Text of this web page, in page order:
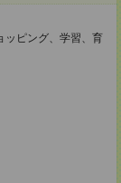
ッピング、学習、育